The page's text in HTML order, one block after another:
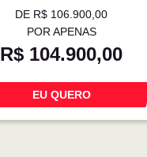
DE R$ 106.900,00
POR APENAS
R$ 104.900,00
EU QUERO